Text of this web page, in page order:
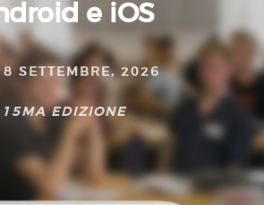
e iOS
SETTEMBRE, 2026
15MA EDIZIONE